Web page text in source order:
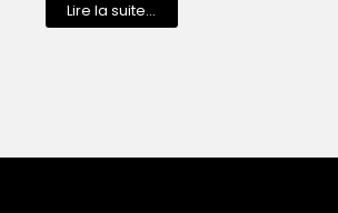
Lire la suite...